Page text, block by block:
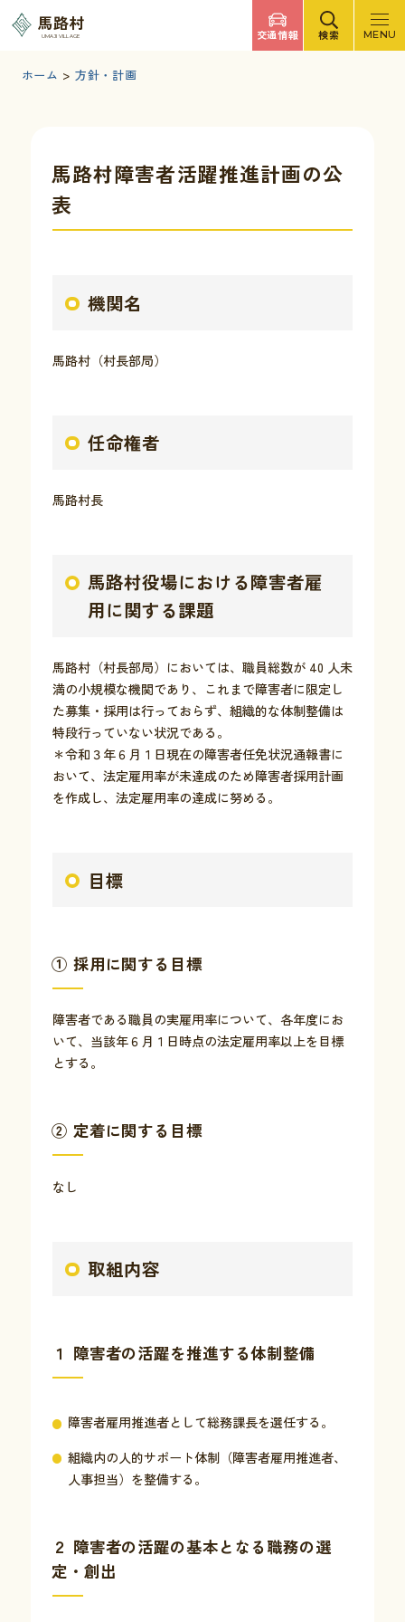
馬路村
UMAJI VILLAGE 交通情報 検索 MENU
ホーム > 方針・計画
馬路村障害者活躍推進計画の公
表
機関名
馬路村（村長部局）
任命権者
馬路村長
馬路村役場における障害者雇
用に関する課題
馬路村（村長部局）においては、職員総数が 40 人未
満の小規模な機関であり、これまで障害者に限定し
た募集・採用は行っておらず、組織的な体制整備は
特段行っていない状況である。
＊令和３年６月１日現在の障害者任免状況通報書に
おいて、法定雇用率が未達成のため障害者採用計画
を作成し、法定雇用率の達成に努める。
目標
① 採用に関する目標
障害者である職員の実雇用率について、各年度にお
いて、当該年６月１日時点の法定雇用率以上を目標
とする。
② 定着に関する目標
なし
取組内容
１ 障害者の活躍を推進する体制整備
障害者雇用推進者として総務課長を選任する。
組織内の人的サポート体制（障害者雇用推進者、
人事担当）を整備する。
２ 障害者の活躍の基本となる職務の選
定・創出
お問い合わせ
例規集
文字サイズ